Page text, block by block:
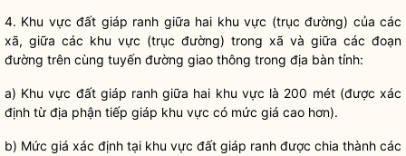
4. Khu vực đất giáp ranh giữa hai khu vực (trục đường) của các
xã, giữa các khu vực (trục đường) trong xã và giữa các đoạn
đường trên cùng tuyến đường giao thông trong địa bàn tỉnh:
a) Khu vực đất giáp ranh giữa hai khu vực là 200 mét (được xác
định từ địa phận tiếp giáp khu vực có mức giá cao hơn).
b) Mức giá xác định tại khu vực đất giáp ranh được chia thành các